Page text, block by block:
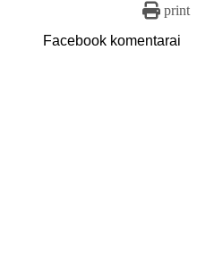
print
Facebook komentarai